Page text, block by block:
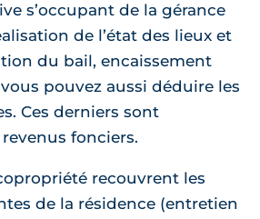
s’occupant de la gérance
de l’état des lieux et
du bail, encaissement
pouvez aussi déduire les
Ces derniers sont
fonciers.
recouvrent les
de la résidence (entretien